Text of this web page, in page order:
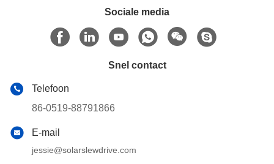
Sociale media
Snel contact
Telefoon
86-0519-88791866
E-mail
jessie@solarslewdrive.com